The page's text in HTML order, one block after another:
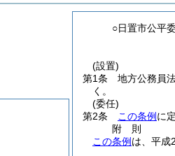
○日置市公平
(設置)
第1条
地方公務員
く。
(委任)
第2条
この条例 に
附 則
この条例 は、平成